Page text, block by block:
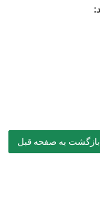
بازگشت به صفحه قبل